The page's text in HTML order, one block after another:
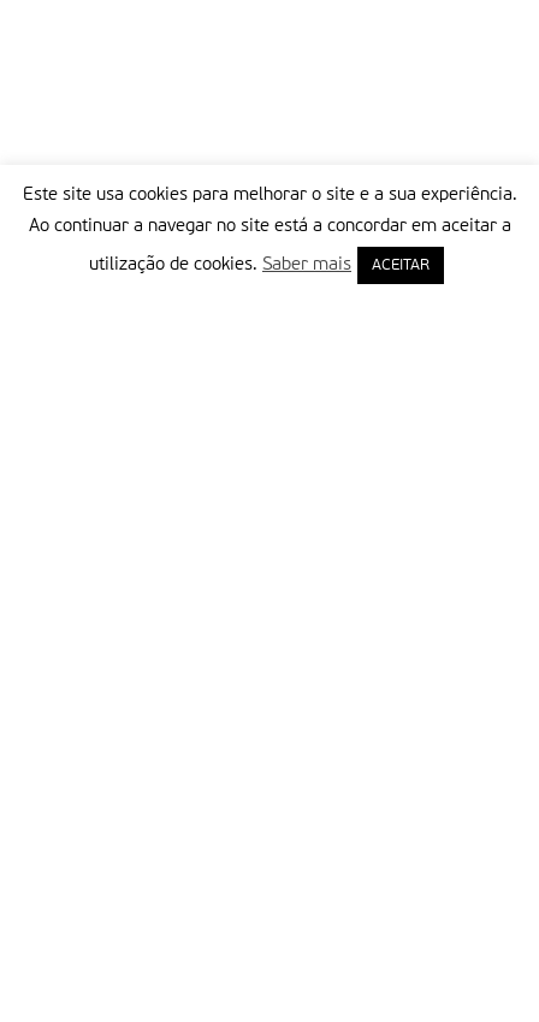
Este site usa cookies para melhorar o site e a sua experiência.
Ao continuar a navegar no site está a concordar em aceitar a
utilização de cookies. Saber mais ACEITAR